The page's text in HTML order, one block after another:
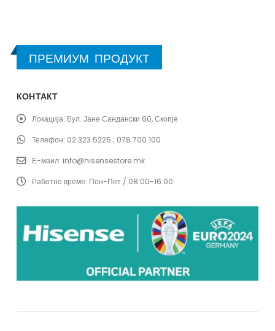
ПРЕМИУМ ПРОДУКТ
КОНТАКТ
Локација: Бул. Јане Сандански 60, Скопје
Телефон: 02 323 5225 ; 078 700 100
Е-маил: info@hisensestore.mk
Работно време: Пон-Пет / 08:00-16:00